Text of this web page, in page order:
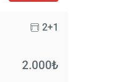
2+1
2.000₺